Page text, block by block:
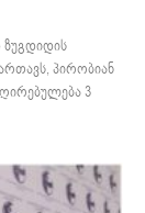
ზუგდიდის
პირობიან
3